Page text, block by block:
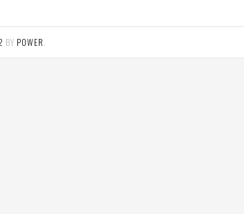
BY POWER.